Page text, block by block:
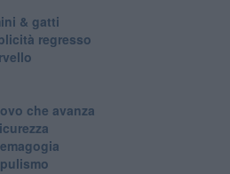
& gatti
regresso
che avanza